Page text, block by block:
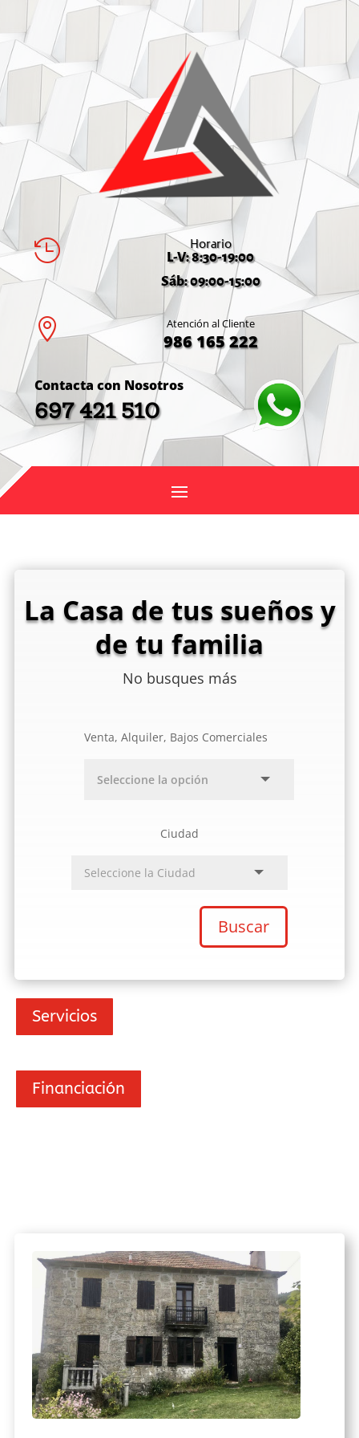
 Horario
L-V: 8:30-19:00
Sáb: 09:00-15:00
 Atención al Cliente
986 165 222
Contacta con Nosotros
697 421 510
La Casa de tus sueños y
de tu familia
No busques más
Venta, Alquiler, Bajos Comerciales
Ciudad
Buscar
Servicios
Financiación